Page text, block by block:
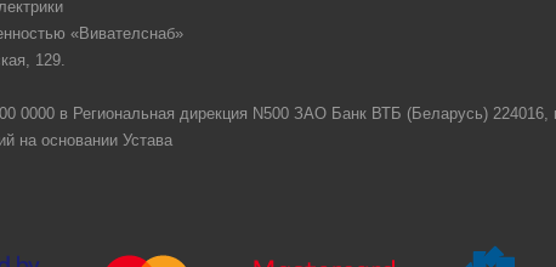
«Вивателснаб»
129.
0000 в Региональная дирекция N500 ЗАО Банк ВТБ (Беларусь)
на основании Устава